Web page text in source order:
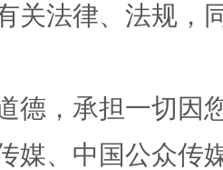
关法律、法规，
德，承担一切因
媒、中国公众传